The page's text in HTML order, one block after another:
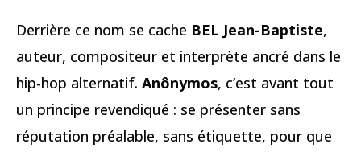
Derrière ce nom se cache BEL Jean-Baptiste,
auteur, compositeur et interprète ancré dans le
hip-hop alternatif. Anônymos, c’est avant tout
un principe revendiqué : se présenter sans
réputation préalable, sans étiquette, pour que